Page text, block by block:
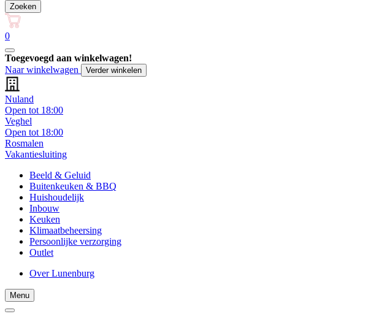
Zoeken
0
Toegevoegd aan winkelwagen!
Naar winkelwagen
Verder winkelen
Nuland
Open tot 18:00
Veghel
Open tot 18:00
Rosmalen
Vakantiesluiting
Beeld & Geluid
Buitenkeuken & BBQ
Huishoudelijk
Inbouw
Keuken
Klimaatbeheersing
Persoonlijke verzorging
Outlet
Over Lunenburg
Menu